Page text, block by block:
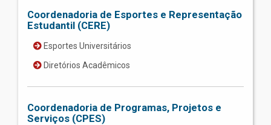
Coordenadoria de Esportes e Representação
Estudantil (CERE)
Esportes Universitários
Diretórios Acadêmicos
Coordenadoria de Programas, Projetos e
Serviços (CPES)